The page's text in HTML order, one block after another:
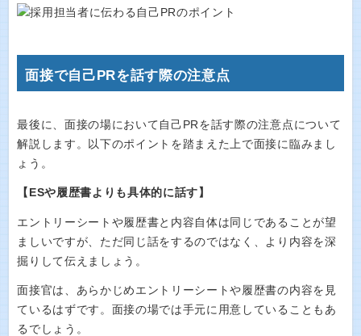
面接で自己PRを話す際の注意点
最後に、面接の場において自己PRを話す際の注意点について
解説します。以下のポイントを踏まえた上で面接に臨みまし
ょう。
【ESや履歴書よりも具体的に話す】
エントリーシートや履歴書と内容自体は同じであることが望
ましいですが、ただ同じ話をするのではなく、より内容を深
掘りして伝えましょう。
面接官は、あらかじめエントリーシートや履歴書の内容を見
ているはずです。面接の場では手元に用意していることもあ
るでしょう。